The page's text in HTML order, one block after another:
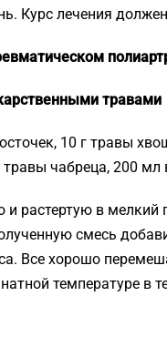
Курс лечения
травами
10 г травы
травы чабреца, 200 мл
и растертую в
смесь
Все хорошо
температуре в